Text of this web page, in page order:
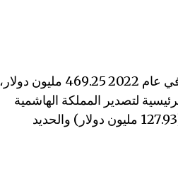
أما المركز الثالث فهو الأردن الذي بلغت صادراته إلى إسرائيل في عام 2022 469.25 مليون دولار،
2018، وتشمل الفئات الرئيسية لتصدير المملكة الهاشمية
البلاستيك (135.2 مليون دولار) والمعدات الكهربائية والإلكترونية (127.93 مليون دولار) والحديد